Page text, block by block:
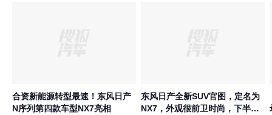
合资新能源转型最速！东风日产
N序列第四款车型NX7亮相
东风日产全新SUV官图，定名为
NX7，外观很前卫时尚，下半年